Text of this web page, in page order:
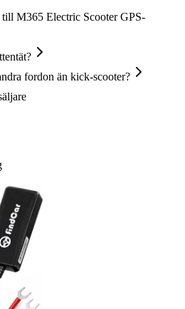
M365 Electric Scooter GPS-
fordon än kick-scooter?